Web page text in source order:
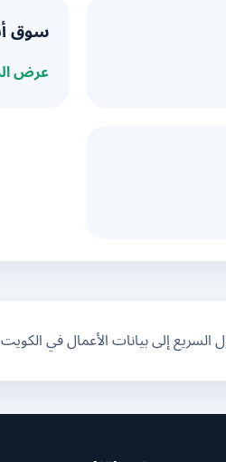
سوق
عرض
إلى بيانات الأعمال في الكويت